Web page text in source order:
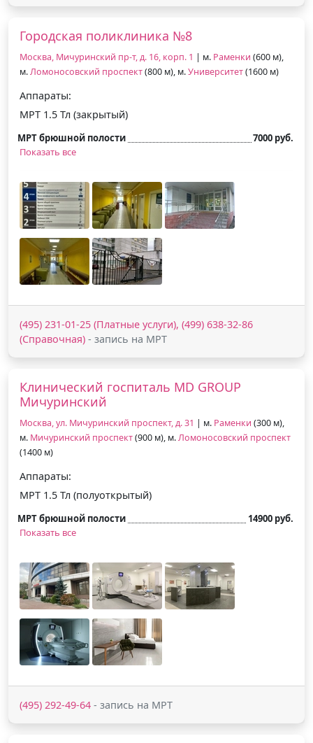
Городская поликлиника №8
Москва, Мичуринский пр-т, д. 16, корп. 1 | м. Раменки (600 м),
м.Ломоносовский проспект(800 м), м.Университет(1600 м)
Аппараты:
МРТ 1.5 Тл (закрытый)
МРТ брюшной полости
7000 руб.
Показать все
(495) 231-01-25 (Платные услуги), (499) 638-32-86
(Справочная) - запись на МРТ
Клинический госпиталь MD GROUP
Мичуринский
Москва, ул. Мичуринский проспект, д. 31 | м. Раменки (300 м),
м. Мичуринский проспект(900 м), м.Ломоносовский проспект
(1400 м)
Аппараты:
МРТ 1.5 Тл (полуоткрытый)
МРТ брюшной полости
14900 руб.
Показать все
(495) 292-49-64 - запись на МРТ